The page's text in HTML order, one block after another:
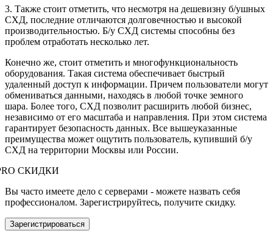
3. Также стоит отметить, что несмотря на дешевизну б/ушных
СХД, последние отличаются долговечностью и высокой
производительностью. Б/у СХД системы способны без
проблем отработать несколько лет.
Конечно же, стоит отметить и многофункциональность
оборудования. Такая система обеспечивает быстрый
удаленный доступ к информации. Причем пользователи могут
обмениваться данными, находясь в любой точке земного
шара. Более того, СХД позволит расширить любой бизнес,
независимо от его масштаба и направления. При этом система
гарантирует безопасность данных. Все вышеуказанные
преимущества может ощутить пользователь, купивший б/у
СХД на территории Москвы или России.
СКИДКИ
Вы часто имеете дело с серверами - можете назвать себя
профессионалом. Зарегистрируйтесь, получите скидку.
Зарегистрироваться